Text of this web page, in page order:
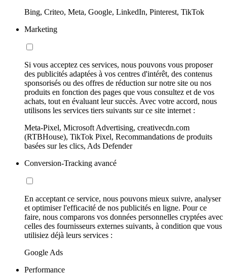
Bing, Criteo, Meta, Google, LinkedIn, Pinterest, TikTok
Marketing
Si vous acceptez ces services, nous pouvons vous proposer
des publicités adaptées à vos centres d'intérêt, des contenus
sponsorisés ou des offres de réduction sur notre site ou nos
produits en fonction des pages que vous consultez et de vos
achats, tout en évaluant leur succès. Avec votre accord, nous
utilisons les services tiers suivants sur ce site internet :
Meta-Pixel, Microsoft Advertising, creativecdn.com
(RTBHouse), TikTok Pixel, Recommandations de produits
basées sur les clics, Ads Defender
Conversion-Tracking avancé
En acceptant ce service, nous pouvons mieux suivre, analyser
et optimiser l'efficacité de nos publicités en ligne. Pour ce
faire, nous comparons vos données personnelles cryptées avec
celles des fournisseurs externes suivants, à condition que vous
utilisiez déjà leurs services :
Google Ads
Performance